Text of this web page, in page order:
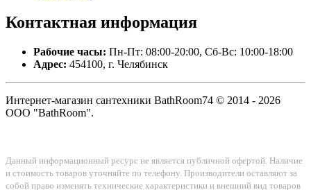
Контактная информация
Рабочие часы: Пн-Пт: 08:00-20:00, Сб-Вс: 10:00-18:00
Адрес: 454100, г. Челябинск
Интернет-магазин сантехники BathRoom74 © 2014 - 2026
ООО "BathRoom".
Данный информационный ресурс не является публичной офертой. Наличие
и стоимость товаров уточняйте по телефону. Производители оставляют за
собой право изменять технические характеристики и внешний вид товаров